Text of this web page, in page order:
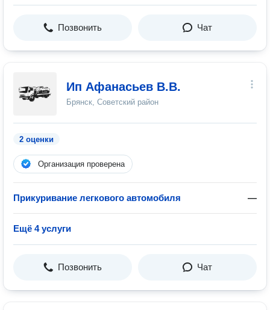
Позвонить Чат
Ип Афанасьев В.В.
Брянск, Советский район
2 оценки
Организация проверена
Прикуривание легкового автомобиля —
Ещё 4 услуги
Позвонить Чат